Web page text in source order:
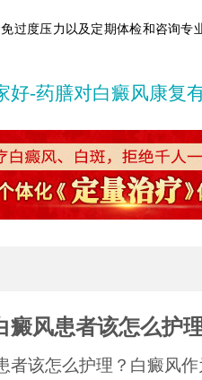
过度压力以及定期体检和咨询专
好-药膳对白癜风康复
癜风患者该怎么护
者该怎么护理？白癜风